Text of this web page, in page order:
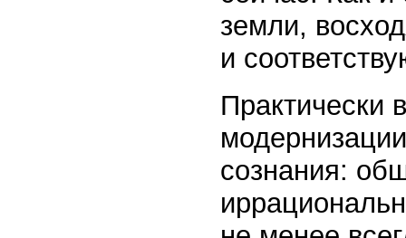
земли,
и
Практически
сознания: